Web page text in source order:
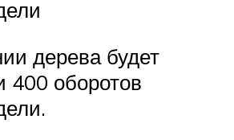
дерева будет
400 оборотов